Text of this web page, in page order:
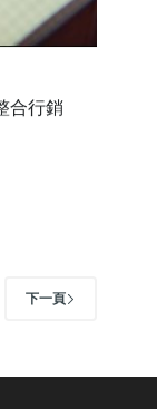
合行銷
下一頁